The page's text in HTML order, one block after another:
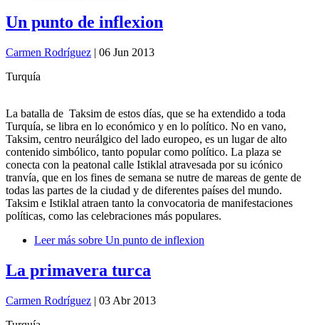
Un punto de inflexion
Carmen Rodríguez | 06 Jun 2013
Turquía
La batalla de Taksim de estos días, que se ha extendido a toda
Turquía, se libra en lo económico y en lo político. No en vano,
Taksim, centro neurálgico del lado europeo, es un lugar de alto
contenido simbólico, tanto popular como político. La plaza se
conecta con la peatonal calle Istiklal atravesada por su icónico
tranvía, que en los fines de semana se nutre de mareas de gente de
todas las partes de la ciudad y de diferentes países del mundo.
Taksim e Istiklal atraen tanto la convocatoria de manifestaciones
políticas, como las celebraciones más populares.
Leer más sobre Un punto de inflexion
La primavera turca
Carmen Rodríguez | 03 Abr 2013